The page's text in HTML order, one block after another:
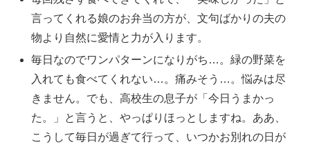
言ってくれる娘のお弁当の方が、文句ばかりの夫の
物より自然に愛情と力が入ります。
毎日なのでワンパターンになりがち…。緑の野菜を
入れても食べてくれない…。痛みそう…。悩みは尽
きません。でも、高校生の息子が「今日うまかっ
た。」と言うと、やっぱりほっとしますね。ああ、
こうして毎日が過ぎて行って、いつかお別れの日が